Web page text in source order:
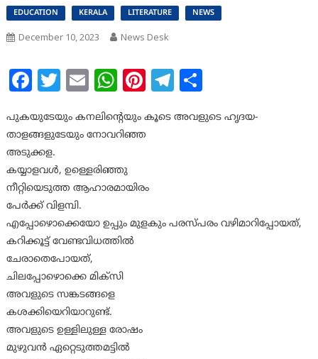
EDUCATION KERALA LITERATURE NEWS
December 10, 2023 News Desk
Facebook
Twitter
EmailWhatsApp
Pinterest
Telegram
Share
പുകയുടേയും കനലിന്റെയും കൂടെ അവളുടെ ഹൃദയ-
താളങ്ങളുടേയും നോവറിഞ്ഞ
അടുക്കള.
കയ്യാളവൾ, ഉള്ളെരിഞ്ഞു
നീറ്റിയെടുത്ത ആഹാരമായിരം
പേർക്ക് വിളമ്പി.
എപ്പോഴൊക്കെയോ ഉപ്പും മുളകും പരസ്പരം വഴിമാറിപ്പോയത്,
കറിക്കൂട്ട് വേണ്ടവിധത്തിൽ
ചേരാതെപോയത്,
ചിലപ്പോഴൊക്കെ മിക്സി
അവളുടെ സങ്കടങ്ങളെ
കശക്കിയെറിയാറുണ്ട്.
അവളുടെ ഉള്ളിലുള്ള രോഷം
മുഴുവൻ ഏറ്റെടുത്തമട്ടിൽ